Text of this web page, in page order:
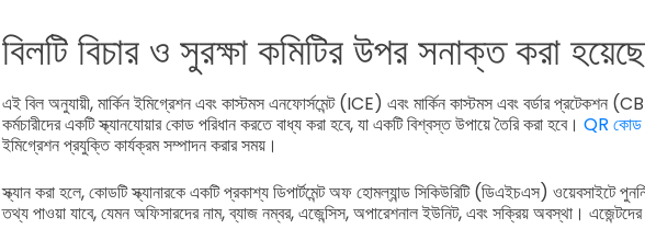
বিলটি বিচার ও সুরক্ষা কমিটির উপর সনাক্ত করা হয়েছে
এই বিল অনুযায়ী, মার্কিন ইমিগ্রেশন এবং কাস্টমস এনফোর্সমেন্ট (ICE) এবং মার্কিন কাস্টমস এবং বর্ডার প্রটেকশন
কর্মচারীদের একটি স্ক্যানযোয়ার কোড পরিধান করতে বাধ্য করা হবে, যা একটি বিশ্বস্ত উপায়ে তৈরি করা হবে। QR কোড
ইমিগ্রেশন প্রযুক্তি কার্যক্রম সম্পাদন করার সময়।
স্ক্যান করা হলে, কোডটি স্ক্যানারকে একটি প্রকাশ্য ডিপার্টমেন্ট অফ হোমল্যান্ড সিকিউরিটি (ডিএইচএস) ওয়েবসাইটে
তথ্য পাওয়া যাবে, যেমন অফিসারদের নাম, ব্যাজ নম্বর, এজেন্সিস, অপারেশনাল ইউনিট, এবং সক্রিয় অবস্থা। এজেন্টদের